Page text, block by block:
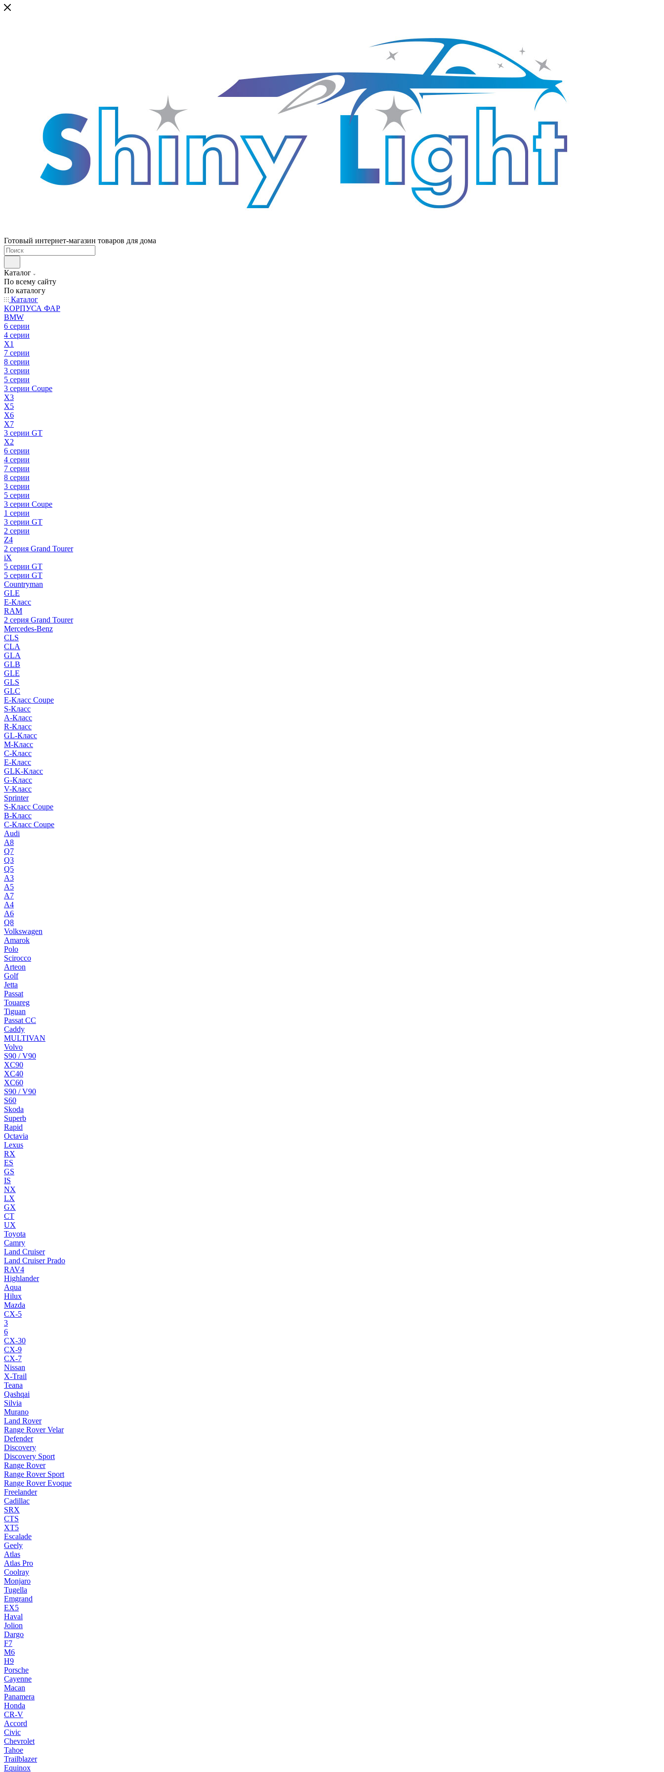
Готовый интернет-магазин товаров для дома
Каталог
По всему сайту
По каталогу
Каталог
КОРПУСА ФАР
BMW
6 серии
4 серии
X1
7 серии
8 серии
3 серии
5 серии
3 серии Coupe
X3
X5
X6
X7
3 серии GT
X2
6 серии
4 серии
7 серии
8 серии
3 серии
5 серии
3 серии Coupe
1 серии
3 серии GT
2 серии
Z4
2 серия Grand Tourer
iX
5 серии GT
5 серии GT
Countryman
GLE
E-Класс
RAM
2 серия Grand Tourer
Mercedes-Benz
CLS
CLA
GLA
GLB
GLE
GLS
GLC
E-Класс Coupe
S-Класс
A-Класс
R-Класс
GL-Класс
M-Класс
C-Класс
E-Класс
GLK-Класс
G-Класс
V-Класс
Sprinter
S-Класс Сoupe
B-Класс
C-Класс Coupe
Audi
A8
Q7
Q3
Q5
A3
A5
A7
A4
A6
Q8
Volkswagen
Amarok
Polo
Scirocco
Arteon
Golf
Jetta
Passat
Touareg
Tiguan
Passat CC
Caddy
MULTIVAN
Volvo
S90 / V90
XC90
XC40
XC60
S90 / V90
S60
Skoda
Superb
Rapid
Octavia
Lexus
RX
ES
GS
IS
NX
LX
GX
CT
UX
Toyota
Camry
Land Cruiser
Land Cruiser Prado
RAV4
Highlander
Aqua
Hilux
Mazda
CX-5
3
6
CX-30
CX-9
CX-7
Nissan
X-Trail
Teana
Qashqai
Silvia
Murano
Land Rover
Range Rover Velar
Defender
Discovery
Discovery Sport
Range Rover
Range Rover Sport
Range Rover Evoque
Freelander
Cadillac
SRX
CTS
XT5
Escalade
Geely
Atlas
Atlas Pro
Coolray
Monjaro
Tugella
Emgrand
EX5
Haval
Jolion
Dargo
F7
M6
H9
Porsche
Cayenne
Macan
Panamera
Honda
CR-V
Accord
Civic
Chevrolet
Tahoe
Trailblazer
Equinox